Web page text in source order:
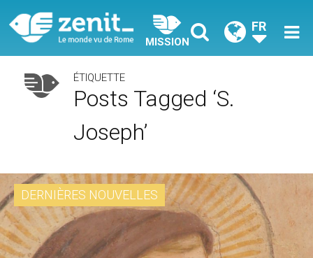
MISSION
FR
ÉTIQUETTE
Posts Tagged ‘S.
Joseph’
DERNIÈRES NOUVELLES